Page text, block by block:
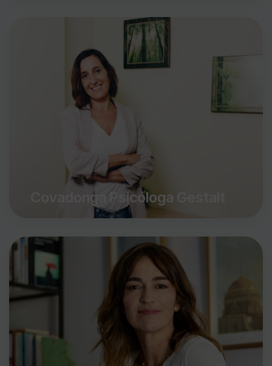
Covadonga Psicóloga Gestalt